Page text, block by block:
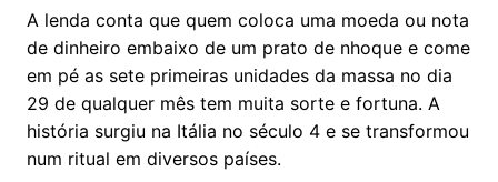
A lenda conta que quem coloca uma moeda ou nota
de dinheiro embaixo de um prato de nhoque e come
em pé as sete primeiras unidades da massa no dia
29 de qualquer mês tem muita sorte e fortuna. A
história surgiu na Itália no século 4 e se transformou
num ritual em diversos países.